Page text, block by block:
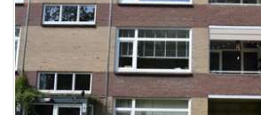
waarschijnlijk
al verhuurd
Om kans te
maken moet je
binnen 15
minuten
reageren.
Stekkies helpt
je hierbij!